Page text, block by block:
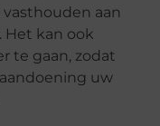
aan
Het kan ook
te gaan, zodat
uw